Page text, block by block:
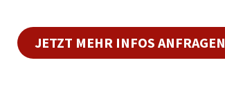
JETZT MEHR INFOS ANFRAGEN